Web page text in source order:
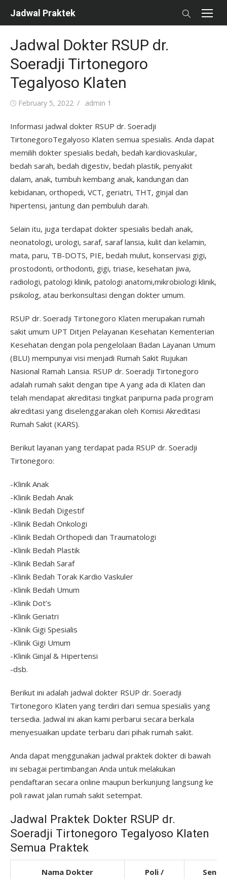
Jadwal Praktek
Jadwal Dokter RSUP dr.
Soeradji Tirtonegoro
Tegalyoso Klaten
Posted
February 5, 2022 Author
admin 1
Informasi jadwal dokter RSUP dr. Soeradji
TirtonegoroTegalyoso Klaten semua spesialis. Anda dapat
memilih dokter spesialis bedah, bedah kardiovaskular,
bedah sarah, bedah digestiv, bedah plastik, penyakit
dalam, anak, tumbuh kembang anak, kandungan dan
kebidanan, orthopedi, VCT, geriatri, THT, ginjal dan
hipertensi, jantung dan pembuluh darah.
Selain itu, juga terdapat dokter spesialis bedah anak,
neonatologi, urologi, saraf, saraf lansia, kulit dan kelamin,
mata, paru, TB-DOTS, PIE, bedah mulut, konservasi gigi,
prostodonti, orthodonti, gigi, triase, kesehatan jiwa,
radiologi, patologi klinik, patologi anatomi,mikrobiologi klinik,
psikolog, atau berkonsultasi dengan dokter umum.
RSUP dr. Soeradji Tirtonegoro Klaten merupakan rumah
sakit umum UPT Ditjen Pelayanan Kesehatan Kementerian
Kesehatan dengan pola pengelolaan Badan Layanan Umum
(BLU) mempunyai visi menjadi Rumah Sakit Rujukan
Nasional Ramah Lansia. RSUP dr. Soeradji Tirtonegoro
adalah rumah sakit dengan tipe A yang ada di Klaten dan
telah mendapat akreditasi tingkat paripurna pada program
akreditasi yang diselenggarakan oleh Komisi Akreditasi
Rumah Sakit (KARS).
Berikut layanan yang terdapat pada RSUP dr. Soeradji
Tirtonegoro:
-Klinik Anak
-Klinik Bedah Anak
-Klinik Bedah Digestif
-Klinik Bedah Onkologi
-Klinik Bedah Orthopedi dan Traumatologi
-Klinik Bedah Plastik
-Klinik Bedah Saraf
-Klinik Bedah Torak Kardio Vaskuler
-Klinik Bedah Umum
-Klinik Dot’s
-Klinik Geriatri
-Klinik Gigi Spesialis
-Klinik Gigi Umum
-Klinik Ginjal & Hipertensi
-dsb.
Berikut ini adalah jadwal dokter RSUP dr. Soeradji
Tirtonegoro Klaten yang terdiri dari semua spesialis yang
tersedia. Jadwal ini akan kami perbarui secara berkala
menyesuaikan update terbaru dari pihak rumah sakit.
Anda dapat menggunakan jadwal praktek dokter di bawah
ini sebagai pertimbangan Anda untuk melakukan
pendaftaran secara online maupun berkunjung langsung ke
poli rawat jalan rumah sakit setempat.
Jadwal Praktek Dokter RSUP dr.
Soeradji Tirtonegoro Tegalyoso Klaten
Semua Praktek
Nama Dokter
Poli /
Senin